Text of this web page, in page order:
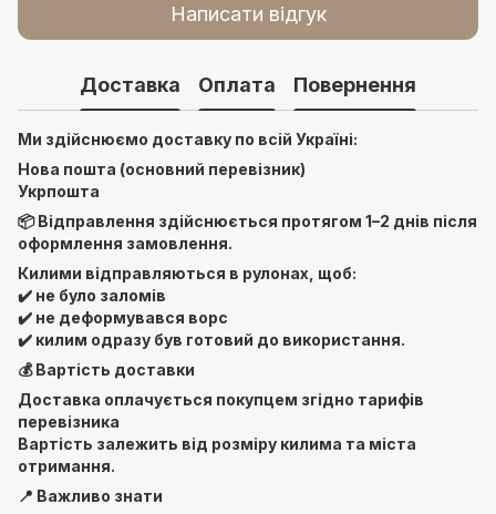
Написати відгук
Доставка Оплата Повернення
Ми здійснюємо доставку по всій Україні:
Нова пошта (основний перевізник)
Укрпошта
📦 Відправлення здійснюється протягом 1–2 днів після
оформлення замовлення.
Килими відправляються в рулонах, щоб:
✔️ не було заломів
✔️ не деформувався ворс
✔️ килим одразу був готовий до використання.
💰 Вартість доставки
Доставка оплачується покупцем згідно тарифів
перевізника
Вартість залежить від розміру килима та міста
отримання.
📍 Важливо знати